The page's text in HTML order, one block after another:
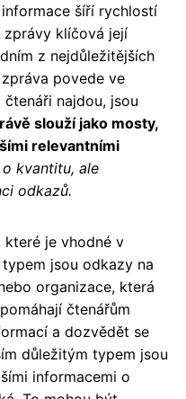
šíří rychlostí
zprávy klíčová její
z nejdůležitějších
povede ve
najdou, jsou
slouží jako mosty,
relevantními
kvantitu, ale
odkazů.
které je vhodné v
jsou odkazy na
organizace, která
čtenářům
a dozvědět se
důležitým typem jsou
informacemi o